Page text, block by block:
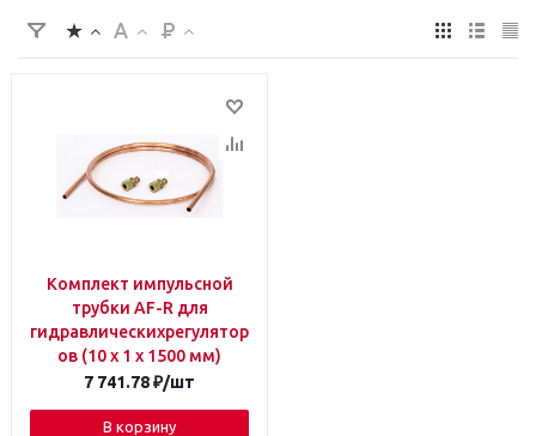
Комплект импульсной
трубки AF-R для
гидравлическихрегулятор
ов (10 x 1 x 1500 мм)
7 741.78₽/шт
В корзину